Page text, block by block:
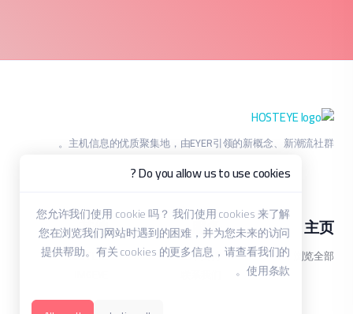
主机信息的优质聚集地，由EYER引领的新概念、新潮流社群。
主页
浏览全部
服务
工单支持
其他
HOSTEYE
Do you allow us to use cookies ?
您允许我们使用 cookie 吗？ 我们使用 cookies 来了解
您在浏览我们网站时遇到的困难，并为您未来的访问
提供帮助。有关 cookies 的更多信息，请查看我们的
使用条款。